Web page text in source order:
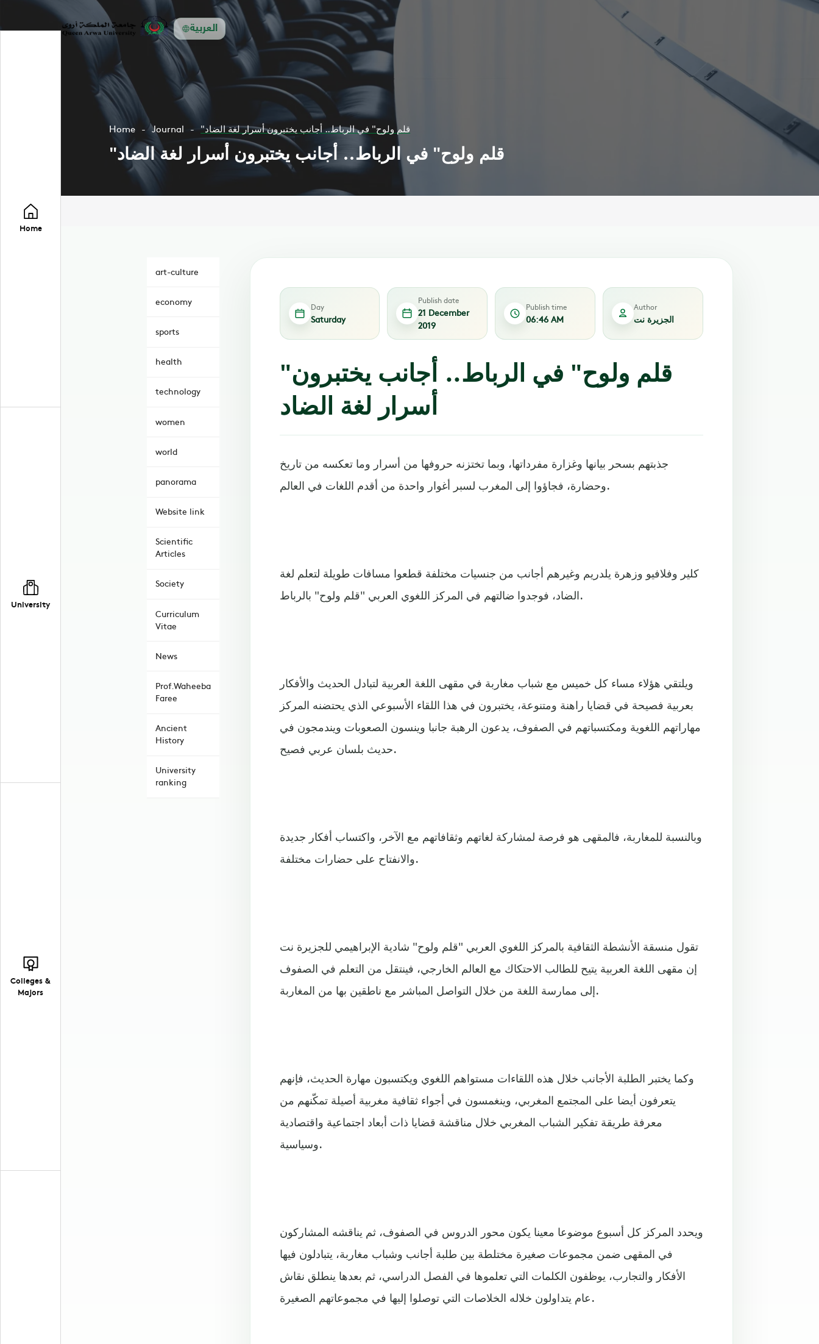
العربية
Home
University
Colleges &
Majors
Home Journal "قلم ولوح" في الرباط.. أجانب يختبرون أسرار لغة الضاد
"قلم ولوح" في الرباط.. أجانب يختبرون أسرار لغة الضاد
art-culture
economy
sports
health
technology
women
world
panorama
Website link
Scientific
Articles
Society
Curriculum
Vitae
News
Prof.Waheeba
Faree
Ancient
History
University
ranking
Day
Saturday
Publish date
21 December
2019
Publish time
06:46 AM
Author
الجزيرة نت
"قلم ولوح" في الرباط.. أجانب يختبرون
أسرار لغة الضاد
جذبتهم بسحر بيانها وغزارة مفرداتها، وبما تختزنه حروفها من أسرار وما تعكسه من تاريخ
وحضارة، فجاؤوا إلى المغرب لسبر أغوار واحدة من أقدم اللغات في العالم.
كلير وفلافيو وزهرة يلدريم وغيرهم أجانب من جنسيات مختلفة قطعوا مسافات طويلة لتعلم لغة
الضاد، فوجدوا ضالتهم في المركز اللغوي العربي "قلم ولوح" بالرباط.
ويلتقي هؤلاء مساء كل خميس مع شباب مغاربة في مقهى اللغة العربية لتبادل الحديث والأفكار
بعربية فصيحة في قضايا راهنة ومتنوعة، يختبرون في هذا اللقاء الأسبوعي الذي يحتضنه المركز
مهاراتهم اللغوية ومكتسباتهم في الصفوف، يدعون الرهبة جانبا وينسون الصعوبات ويندمجون في
حديث بلسان عربي فصيح.
وبالنسبة للمغاربة، فالمقهى هو فرصة لمشاركة لغاتهم وثقافاتهم مع الآخر، واكتساب أفكار جديدة
والانفتاح على حضارات مختلفة.
تقول منسقة الأنشطة الثقافية بالمركز اللغوي العربي "قلم ولوح" شادية الإبراهيمي للجزيرة نت
إن مقهى اللغة العربية يتيح للطالب الاحتكاك مع العالم الخارجي، فينتقل من التعلم في الصفوف
إلى ممارسة اللغة من خلال التواصل المباشر مع ناطقين بها من المغاربة.
وكما يختبر الطلبة الأجانب خلال هذه اللقاءات مستواهم اللغوي ويكتسبون مهارة الحديث، فإنهم
يتعرفون أيضا على المجتمع المغربي، وينغمسون في أجواء ثقافية مغربية أصيلة تمكّنهم من
معرفة طريقة تفكير الشباب المغربي خلال مناقشة قضايا ذات أبعاد اجتماعية واقتصادية
وسياسية.
ويحدد المركز كل أسبوع موضوعا معينا يكون محور الدروس في الصفوف، ثم يناقشه المشاركون
في المقهى ضمن مجموعات صغيرة مختلطة بين طلبة أجانب وشباب مغاربة، يتبادلون فيها
الأفكار والتجارب، يوظفون الكلمات التي تعلموها في الفصل الدراسي، ثم بعدها ينطلق نقاش
عام يتداولون خلاله الخلاصات التي توصلوا إليها في مجموعاتهم الصغيرة.